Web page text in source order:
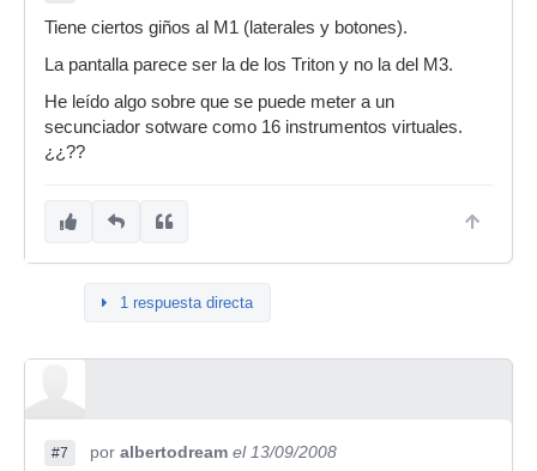
Tiene ciertos giños al M1 (laterales y botones).
La pantalla parece ser la de los Triton y no la del M3.
He leído algo sobre que se puede meter a un
secunciador sotware como 16 instrumentos virtuales.
¿¿??
1 respuesta directa
#7 por albertodream el 13/09/2008